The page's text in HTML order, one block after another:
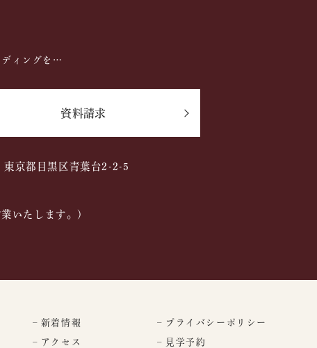
ディングを…
資料請求
京都目黒区青葉台2-2-5
いたします。)
– 新着情報
– アクセス
– プライバシーポリシー
– 見学予約